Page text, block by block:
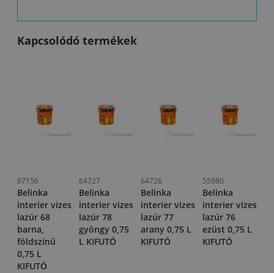
Kapcsolódó termékek
97156
Belinka
interier vizes
lazúr 68
barna,
földszínű
0,75 L
KIFUTÓ
64727
Belinka
interier vizes
lazúr 78
gyöngy 0,75
L KIFUTÓ
64726
Belinka
interier vizes
lazúr 77
arany 0,75 L
KIFUTÓ
55980
Belinka
interier vizes
lazúr 76
ezüst 0,75 L
KIFUTÓ